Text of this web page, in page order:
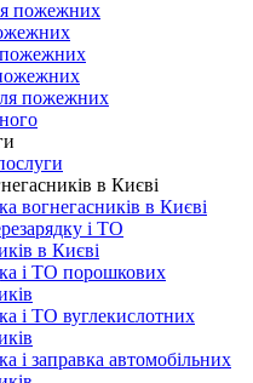
пожежних
пожежних
пожежних
в Києві
вогнегасників в Києві
і ТО
в Києві
і ТО порошкових
і ТО вуглекислотних
і заправка автомобільних